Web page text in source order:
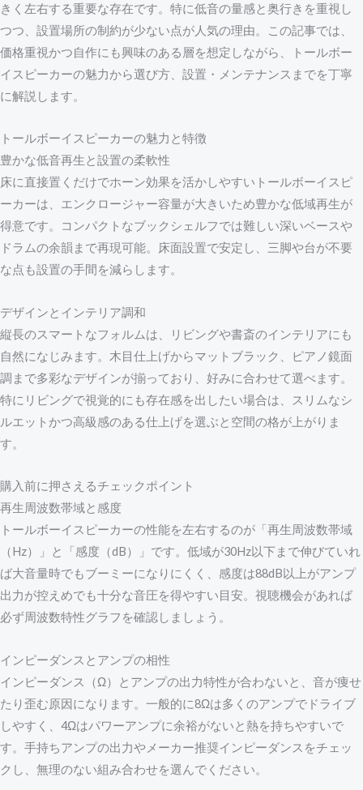
きく左右する重要な存在です。特に低音の量感と奥行きを重視し
つつ、設置場所の制約が少ない点が人気の理由。この記事では、
価格重視かつ自作にも興味のある層を想定しながら、トールボー
イスピーカーの魅力から選び方、設置・メンテナンスまでを丁寧
に解説します。
トールボーイスピーカーの魅力と特徴
豊かな低音再生と設置の柔軟性
床に直接置くだけでホーン効果を活かしやすいトールボーイスピ
ーカーは、エンクロージャー容量が大きいため豊かな低域再生が
得意です。コンパクトなブックシェルフでは難しい深いベースや
ドラムの余韻まで再現可能。床面設置で安定し、三脚や台が不要
な点も設置の手間を減らします。
デザインとインテリア調和
縦長のスマートなフォルムは、リビングや書斎のインテリアにも
自然になじみます。木目仕上げからマットブラック、ピアノ鏡面
調まで多彩なデザインが揃っており、好みに合わせて選べます。
特にリビングで視覚的にも存在感を出したい場合は、スリムなシ
ルエットかつ高級感のある仕上げを選ぶと空間の格が上がりま
す。
購入前に押さえるチェックポイント
再生周波数帯域と感度
トールボーイスピーカーの性能を左右するのが「再生周波数帯域
（Hz）」と「感度（dB）」です。低域が30Hz以下まで伸びていれ
ば大音量時でもブーミーになりにくく、感度は88dB以上がアンプ
出力が控えめでも十分な音圧を得やすい目安。視聴機会があれば
必ず周波数特性グラフを確認しましょう。
インピーダンスとアンプの相性
インピーダンス（Ω）とアンプの出力特性が合わないと、音が痩せ
たり歪む原因になります。一般的に8Ωは多くのアンプでドライブ
しやすく、4Ωはパワーアンプに余裕がないと熱を持ちやすいで
す。手持ちアンプの出力やメーカー推奨インピーダンスをチェッ
クし、無理のない組み合わせを選んでください。